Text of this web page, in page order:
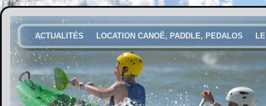
ACTUALITÉS LOCATION CANOË, PADDLE, PEDALOS